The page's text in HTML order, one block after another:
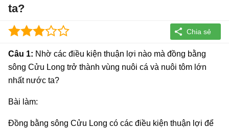
ta?
Câu 1: Nhờ các điều kiện thuận lợi nào mà đồng bằng
sông Cửu Long trở thành vùng nuôi cá và nuôi tôm lớn
nhất nước ta?
Bài làm:
Đồng bằng sông Cửu Long có các điều kiện thuận lợi để